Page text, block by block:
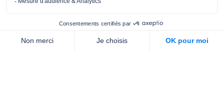
01 40 78 06 56
Nous contacter
Qui sommes-nous ?